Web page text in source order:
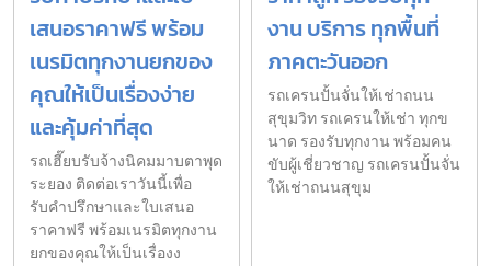
เสนอราคาฟรี พร้อม
เนรมิตทุกงานยกของ
คุณให้เป็นเรื่องง่าย
และคุ้มค่าที่สุด
รถเฮี๊ยบรับจ้างนิคมมาบตาพุด
ระยอง ติดต่อเราวันนี้เพื่อ
รับคำปรึกษาและใบเสนอ
ราคาฟรี พร้อมเนรมิตทุกงาน
ยกของคุณให้เป็นเรื่องง
งาน บริการ ทุกพื้นที่
ภาคตะวันออก
รถเครนปั้นจั่นให้เช่าถนน
สุขุมวิท รถเครนให้เช่า ทุกข
นาด รองรับทุกงาน พร้อมคน
ขับผู้เชี่ยวชาญ รถเครนปั้นจั่น
ให้เช่าถนนสุขุม